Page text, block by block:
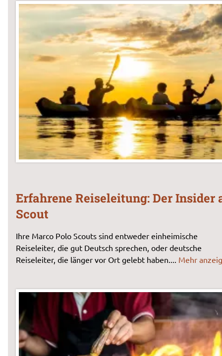
Erfahrene Reiseleitung: Der Insider
Scout
Ihre Marco Polo Scouts sind entweder einheimische
Reiseleiter, die gut Deutsch sprechen, oder deutsche
Reiseleiter, die länger vor Ort gelebt haben.... Mehr